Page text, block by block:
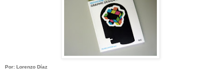
Por: Lorenzo Díaz